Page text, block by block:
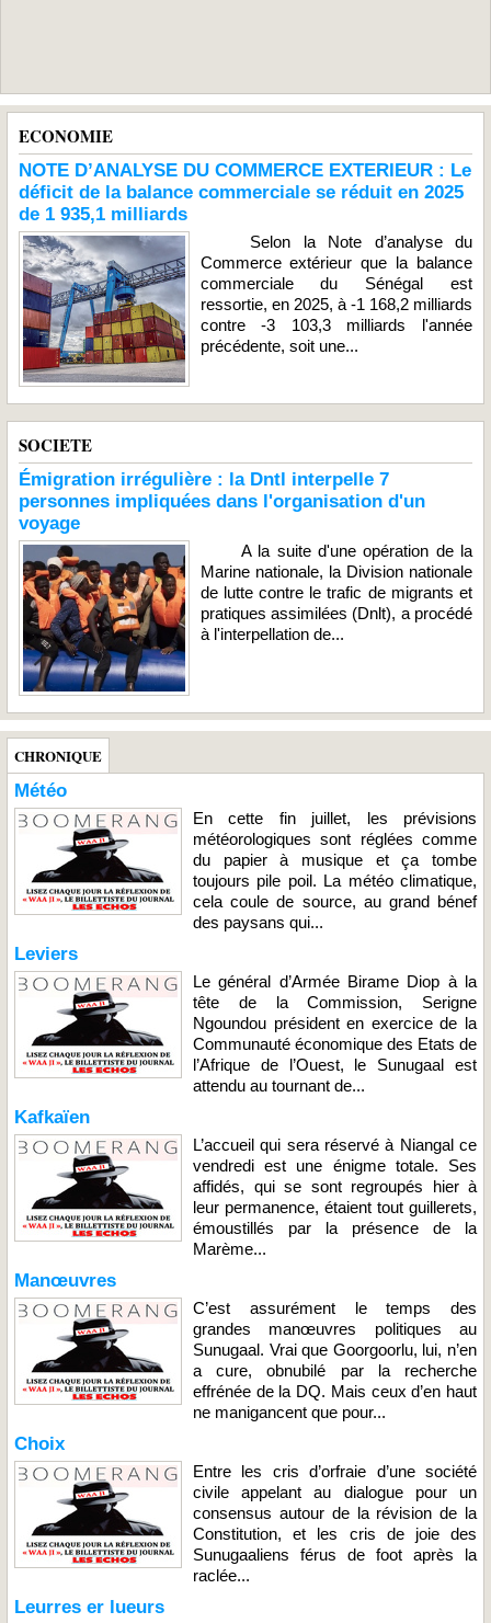
ECONOMIE
NOTE D’ANALYSE DU COMMERCE EXTERIEUR : Le
déficit de la balance commerciale se réduit en 2025
de 1 935,1 milliards
Selon la Note d’analyse du
Commerce extérieur que la balance
commerciale du Sénégal est
ressortie, en 2025, à -1 168,2 milliards
contre -3 103,3 milliards l'année
précédente, soit une...
SOCIETE
Émigration irrégulière : la Dntl interpelle 7
personnes impliquées dans l'organisation d'un
voyage
A la suite d'une opération de la
Marine nationale, la Division nationale
de lutte contre le trafic de migrants et
pratiques assimilées (Dnlt), a procédé
à l'interpellation de...
CHRONIQUE
Météo
En cette fin juillet, les prévisions
météorologiques sont réglées comme
du papier à musique et ça tombe
toujours pile poil. La météo climatique,
cela coule de source, au grand bénef
des paysans qui...
Leviers
Le général d’Armée Birame Diop à la
tête de la Commission, Serigne
Ngoundou président en exercice de la
Communauté économique des Etats de
l’Afrique de l’Ouest, le Sunugaal est
attendu au tournant de...
Kafkaïen
L’accueil qui sera réservé à Niangal ce
vendredi est une énigme totale. Ses
affidés, qui se sont regroupés hier à
leur permanence, étaient tout guillerets,
émoustillés par la présence de la
Marème...
Manœuvres
C’est assurément le temps des
grandes manœuvres politiques au
Sunugaal. Vrai que Goorgoorlu, lui, n’en
a cure, obnubilé par la recherche
effrénée de la DQ. Mais ceux d’en haut
ne manigancent que pour...
Choix
Entre les cris d’orfraie d’une société
civile appelant au dialogue pour un
consensus autour de la révision de la
Constitution, et les cris de joie des
Sunugaaliens férus de foot après la
raclée...
Leurres er lueurs